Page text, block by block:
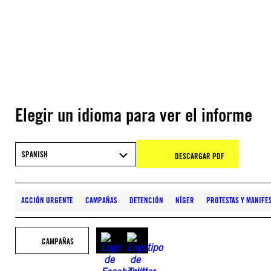
Elegir un idioma para ver el informe
SPANISH DESCARGAR PDF
ACCIÓN URGENTE CAMPAÑAS DETENCIÓN NÍGER PROTESTAS Y
CAMPAÑAS